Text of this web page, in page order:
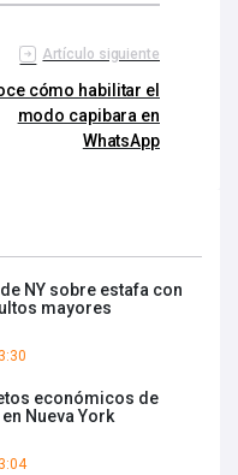
Artículo siguiente
cómo habilitar el
modo capibara en
WhatsApp
NY sobre estafa con
mayores
económicos de
Nueva York